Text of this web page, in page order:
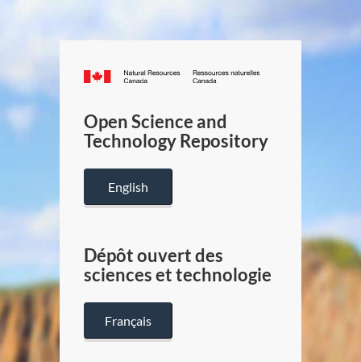
Canada.ca
/
Canada
Open Science and
Technology Repository
English
Dépôt ouvert des
sciences et technologie
Français